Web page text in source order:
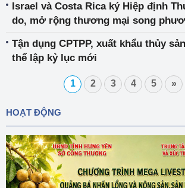
Israel và Costa Rica ký Hiệp định
do, mở rộng thương mại song
Tận dụng CPTPP, xuất khẩu thủy
thể lập kỷ lục mới
1 2 3 4 5 »
HOẠT ĐỘNG